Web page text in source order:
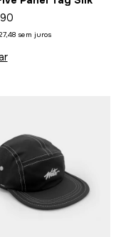
sem juros